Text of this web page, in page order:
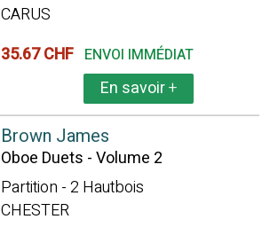
CARUS
35.67 CHF ENVOI IMMÉDIAT
En savoir+
Brown James
Oboe Duets - Volume 2
Partition - 2 Hautbois
CHESTER